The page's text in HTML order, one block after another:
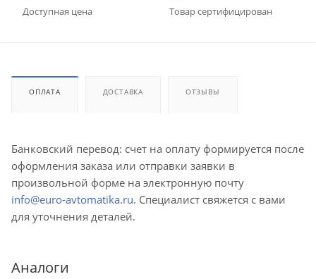
Доступная цена Товар сертифицирован
ОПЛАТА ДОСТАВКА ОТЗЫВЫ
Банковский перевод: счет на оплату формируется после
оформления заказа или отправки заявки в
произвольной форме на электронную почту
info@euro-avtomatika.ru. Специалист свяжется с вами
для уточнения деталей.
Аналоги